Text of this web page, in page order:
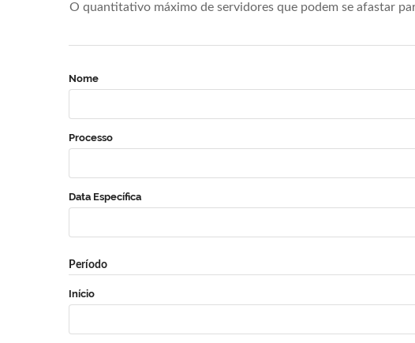
O quantitativo máximo de servidores que podem se afastar
Nome
Processo
Data Específica
Período
Início